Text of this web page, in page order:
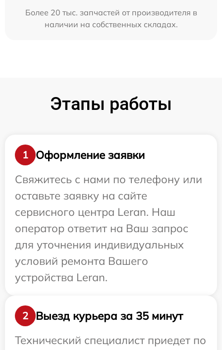
Более 20 тыс. запчастей от производителя в
наличии на собственных складах.
Этапы работы
1
Оформление заявки
Свяжитесь с нами по телефону или
оставьте заявку на сайте
сервисного центра Leran. Наш
оператор ответит на Ваш запрос
для уточнения индивидуальных
условий ремонта Вашего
устройства Leran.
2
Выезд курьера за 35 минут
Технический специалист приедет по